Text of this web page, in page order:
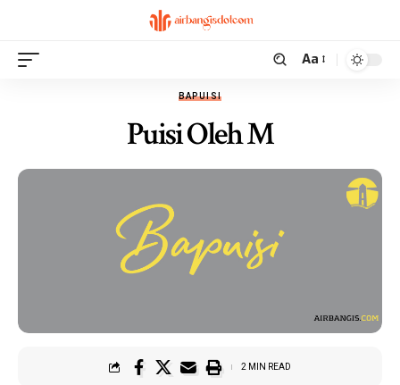
Aa
BAPUISI
Puisi Oleh M
2 MIN READ